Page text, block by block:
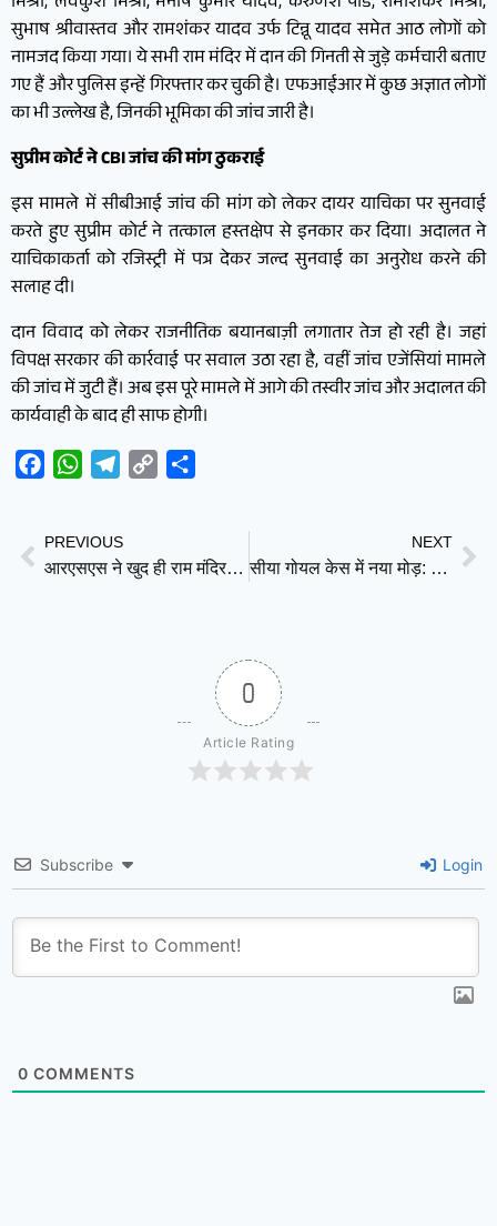
सुभाष श्रीवास्तव और रामशंकर यादव उर्फ टिन्नू यादव समेत आठ लोगों को
नामजद किया गया। ये सभी राम मंदिर में दान की गिनती से जुड़े कर्मचारी बताए
गए हैं और पुलिस इन्हें गिरफ्तार कर चुकी है। एफआईआर में कुछ अज्ञात लोगों
का भी उल्लेख है, जिनकी भूमिका की जांच जारी है।
सुप्रीम कोर्ट ने CBI जांच की मांग ठुकराई
इस मामले में सीबीआई जांच की मांग को लेकर दायर याचिका पर सुनवाई
करते हुए सुप्रीम कोर्ट ने तत्काल हस्तक्षेप से इनकार कर दिया। अदालत ने
याचिकाकर्ता को रजिस्ट्री में पत्र देकर जल्द सुनवाई का अनुरोध करने की
सलाह दी।
दान विवाद को लेकर राजनीतिक बयानबाज़ी लगातार तेज हो रही है। जहां
विपक्ष सरकार की कार्रवाई पर सवाल उठा रहा है, वहीं जांच एजेंसियां मामले
की जांच में जुटी हैं। अब इस पूरे मामले में आगे की तस्वीर जांच और अदालत की
कार्यवाही के बाद ही साफ होगी।
FacebookWhatsAppTelegram
Copy
PREVIOUS
आरएसएस ने खुद ही राम मंदिर आंदोलन खत्म कर दिया
NEXT
सीया गोयल केस में नया मोड़: भाई पर ₹10 करोड़ का मानहानि नोटिस, वकील को लेकर छिड़ा विवाद
0
Article Rating
Subscribe Login
0 COMMENTS